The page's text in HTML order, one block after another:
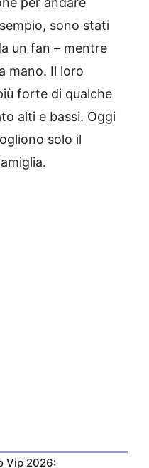
sono stati
un fan – mentre
mano. Il loro
forte di qualche
alti e bassi. Oggi
solo il
Vip 2026: